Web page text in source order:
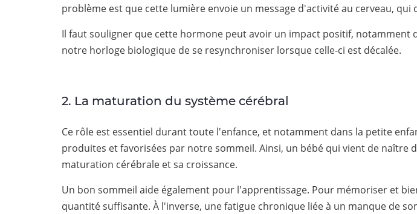
problème est que cette lumière envoie un message d'activité au cerveau,
Il faut souligner que cette hormone peut avoir un impact positif,
notre horloge biologique de se resynchroniser lorsque celle-ci est décalée.
2. La maturation du système cérébral
Ce rôle est essentiel durant toute l'enfance, et notamment dans la petite
produites et favorisées par notre sommeil. Ainsi, un bébé qui vient de
maturation cérébrale et sa croissance.
Un bon sommeil aide également pour l'apprentissage. Pour mémoriser et
quantité suffisante. À l'inverse, une fatigue chronique liée à un manque de